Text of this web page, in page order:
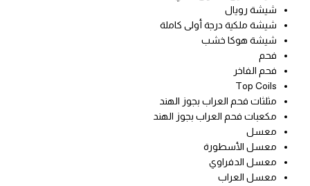
شيشة رويال
شيشة ملكية درجة أولى كاملة
شيشة هوكا خشب
فحم
فحم الفاخر
Top Coils
مثلثات فحم العراب بجوز الهند
مكعبات فحم العراب بجوز الهند
معسل
معسل الأسطورة
معسل الدفراوي
معسل العراب